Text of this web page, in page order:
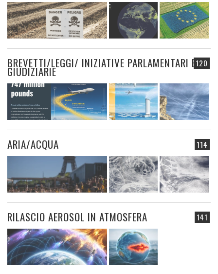
120
BREVETTI/LEGGI/ INIZIATIVE PARLAMENTARI E
GIUDIZIARIE
114
ARIA/ACQUA
141
RILASCIO AEROSOL IN ATMOSFERA